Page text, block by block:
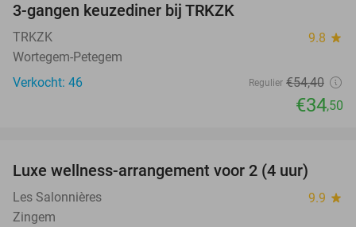
3-gangen keuzediner bij TRKZK
TRKZK 9.8 star
Wortegem-Petegem
Verkocht: 46
Regulier €54,40
€34,50
44%
Luxe wellness-arrangement voor 2 (4 uur)
Les Salonnières 9.9 star
Zingem